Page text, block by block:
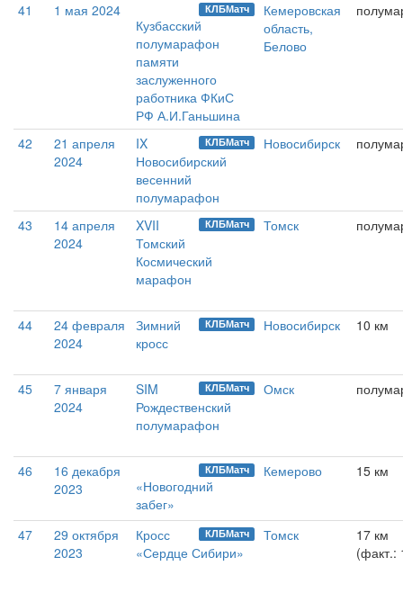
41 1 мая 2024 КЛБМатч
Кузбасский
полумарафон
памяти
заслуженного
работника ФКиС
РФ А.И.Ганьшина
Кемеровская
область,
Белово
42
21 апреля
2024
КЛБМатч
IX
Новосибирский
весенний
полумарафон
Новосибирск
43
14 апреля
2024
КЛБМатч
XVII
Томский
Космический
марафон
Томск
44
24 февраля
2024
КЛБМатч
Зимний
кросс
Новосибирск 10 км
45
7 января
2024
КЛБМатч
SIM
Рождественский
полумарафон
Омск
46
16 декабря
2023
КЛБМатч
«Новогодний
забег»
Кемерово 15 км
47
29 октября
2023
КЛБМатч
Кросс
«Сердце Сибири»
Томск
17 км
(факт.: